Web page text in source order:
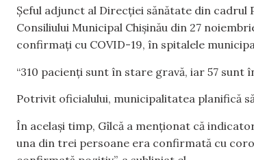
Șeful adjunct al Direcției sănătate din cadrul
Consiliului Municipal Chișinău din 27
confirmați cu COVID-19, în spitalele
“310 pacienți sunt în stare gravă, iar 57 sunt
Potrivit oficialului, municipalitatea planifică
În același timp, Gîlcă a menționat că
una din trei persoane era confirmată cu